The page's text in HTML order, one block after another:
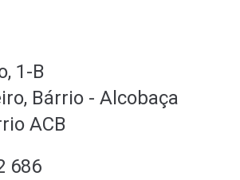
1-B
Bárrio - Alcobaça
ACB
686